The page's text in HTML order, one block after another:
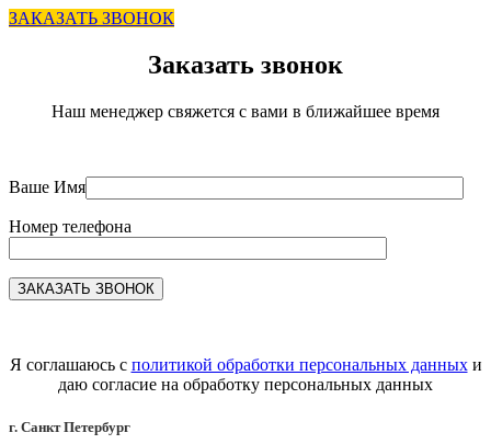
ЗАКАЗАТЬ ЗВОНОК
Заказать звонок
Наш менеджер свяжется с вами в ближайшее время
Ваше Имя
Номер телефона
Я соглашаюсь с политикой обработки персональных данныхи
даю согласие на обработку персональных данных
г. Санкт Петербург